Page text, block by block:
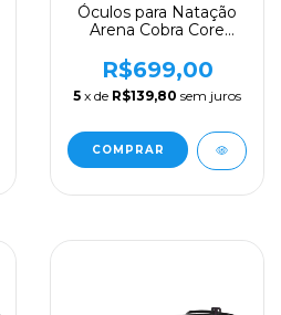
Óculos para Natação
Arena Cobra Core
Lente Azul
R$699,00
5 x de R$139,80 sem juros